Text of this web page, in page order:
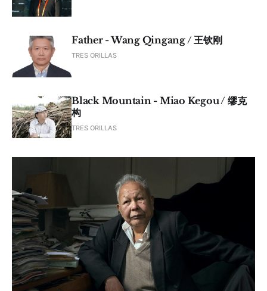
Father - Wang Qingang / 王钦刚
TRES ORILLAS
Black Mountain - Miao Kegou / 缪克
构
TRES ORILLAS